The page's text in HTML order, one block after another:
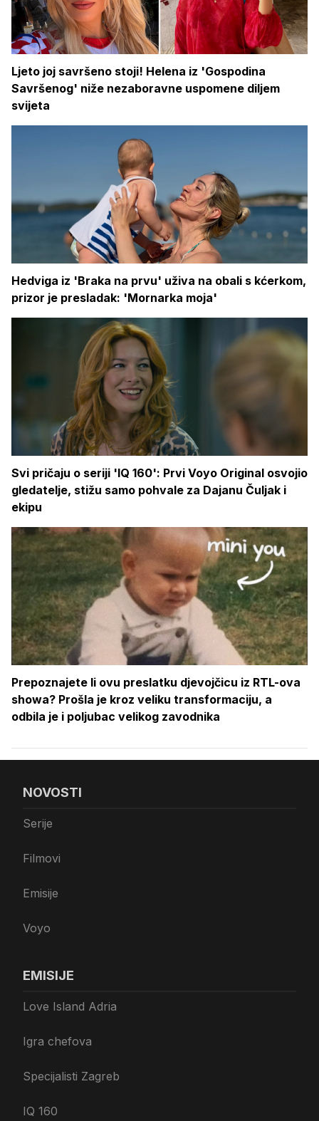
Ljeto joj savršeno stoji! Helena iz 'Gospodina
Savršenog' niže nezaboravne uspomene diljem
svijeta
Hedviga iz 'Braka na prvu' uživa na obali s kćerkom,
prizor je presladak: 'Mornarka moja'
Svi pričaju o seriji 'IQ 160': Prvi Voyo Original osvojio
gledatelje, stižu samo pohvale za Dajanu Čuljak i
ekipu
Prepoznajete li ovu preslatku djevojčicu iz RTL-ova
showa? Prošla je kroz veliku transformaciju, a
odbila je i poljubac velikog zavodnika
NOVOSTI
Serije
Filmovi
Emisije
Voyo
EMISIJE
Love Island Adria
Igra chefova
Specijalisti Zagreb
IQ 160